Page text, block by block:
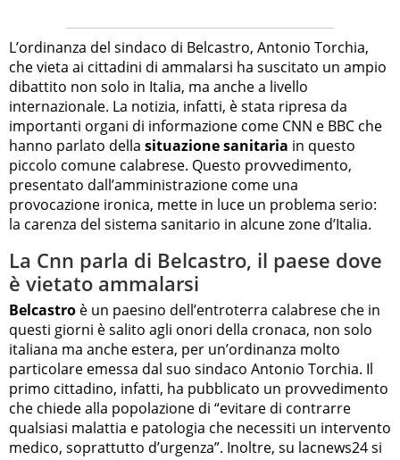
L’ordinanza del sindaco di Belcastro, Antonio Torchia,
che vieta ai cittadini di ammalarsi ha suscitato un ampio
dibattito non solo in Italia, ma anche a livello
internazionale. La notizia, infatti, è stata ripresa da
importanti organi di informazione come CNN e BBC che
hanno parlato della situazione sanitaria in questo
piccolo comune calabrese. Questo provvedimento,
presentato dall’amministrazione come una
provocazione ironica, mette in luce un problema serio:
la carenza del sistema sanitario in alcune zone d’Italia.
La Cnn parla di Belcastro, il paese dove
è vietato ammalarsi
Belcastro è un paesino dell’entroterra calabrese che in
questi giorni è salito agli onori della cronaca, non solo
italiana ma anche estera, per un’ordinanza molto
particolare emessa dal suo sindaco Antonio Torchia. Il
primo cittadino, infatti, ha pubblicato un provvedimento
che chiede alla popolazione di “evitare di contrarre
qualsiasi malattia e patologia che necessiti un intervento
medico, soprattutto d’urgenza”. Inoltre, su lacnews24 si